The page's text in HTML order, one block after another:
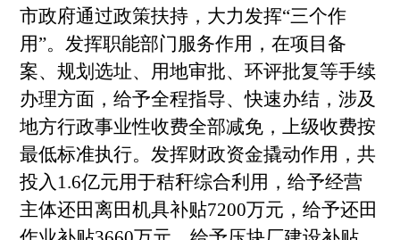
市政府通过政策扶持，大力发挥“三个作
用”。发挥职能部门服务作用，在项目备
案、规划选址、用地审批、环评批复等手续
办理方面，给予全程指导、快速办结，涉及
地方行政事业性收费全部减免，上级收费按
最低标准执行。发挥财政资金撬动作用，共
投入1.6亿元用于秸秆综合利用，给予经营
主体还田离田机具补贴7200万元，给予还田